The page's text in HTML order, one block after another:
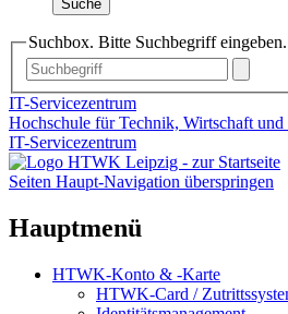
Suche
Suchbox. Bitte Suchbegriff eingeben.
IT-Servicezentrum
Hochschule für Technik, Wirtschaft
IT-Servicezentrum
Seiten Haupt-Navigation überspringen
Hauptmenü
HTWK-Konto & -Karte
HTWK-Card /